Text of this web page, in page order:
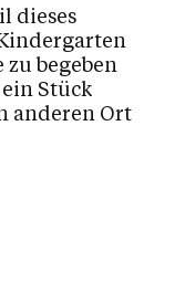
dieses
begeben
Stück
anderen Ort